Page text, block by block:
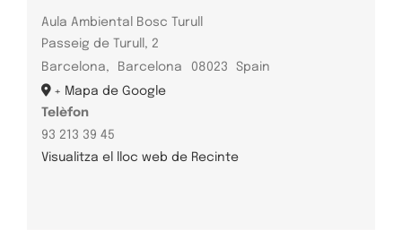
Aula Ambiental Bosc Turull
Passeig de Turull, 2
Barcelona, Barcelona 08023
Spain
+ Mapa de Google
Telèfon
93 213 39 45
Visualitza el lloc web de Recinte